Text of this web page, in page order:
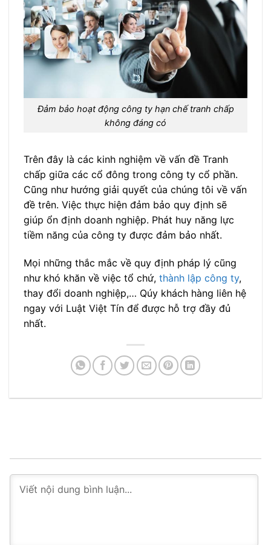
Đảm bảo hoạt động công ty hạn chế tranh chấp
không đáng có
Trên đây là các kinh nghiệm về vấn đề Tranh
chấp giữa các cổ đông trong công ty cổ phần.
Cũng như hướng giải quyết của chúng tôi về vấn
đề trên. Việc thực hiện đảm bảo quy định sẽ
giúp ổn định doanh nghiệp. Phát huy năng lực
tiềm năng của công ty được đảm bảo nhất.
Mọi những thắc mắc về quy định pháp lý cũng
như khó khăn về việc tổ chứ, thành lập công ty,
thay đổi doanh nghiệp,… Qúy khách hàng liên hệ
ngay với Luật Việt Tín để được hỗ trợ đầy đủ
nhất.